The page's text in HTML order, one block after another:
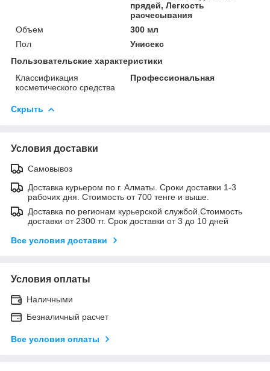
прядей, Легкость
расчесывания
Объем
300 мл
Пол
Унисекс
Пользовательские характеристики
Классификация
косметического средства
Профессиональная
Скрыть
Условия доставки
Самовывоз
Доставка курьером по г. Алматы. Сроки доставки 1-3
рабочих дня. Стоимость от 700 тенге и выше.
Доставка по регионам курьерской службой.Стоимость
доставки от 2300 тг. Срок доставки от 3 до 10 дней
Все условия доставки
Условия оплаты
Наличными
Безналичный расчет
Все условия оплаты